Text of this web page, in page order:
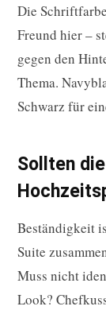
Die
Freund hier –
gegen den
Thema.
Schwarz für
Sollten
Beständigkeit
Suite
Muss nicht
Look?